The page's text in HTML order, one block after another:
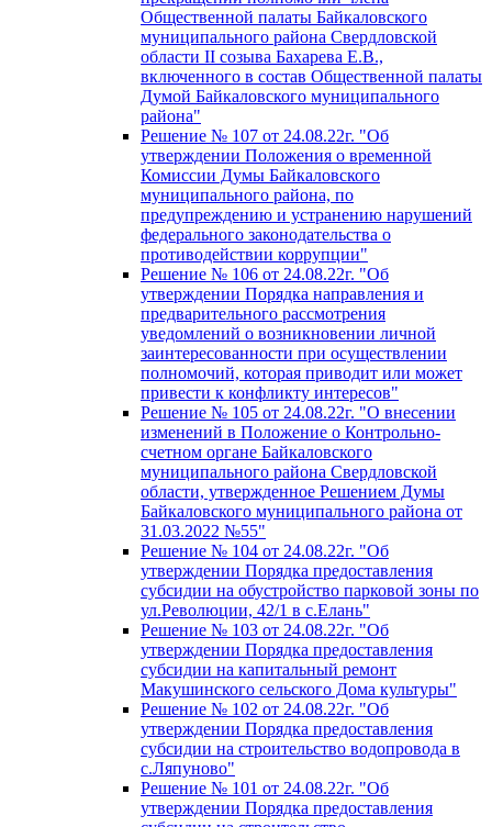
Общественной палаты Байкаловского
муниципального района Свердловской
области II созыва Бахарева Е.В.,
включенного в состав Общественной палаты
Думой Байкаловского муниципального
района"
Решение № 107 от 24.08.22г. "Об
утверждении Положения о временной
Комиссии Думы Байкаловского
муниципального района, по
предупреждению и устранению нарушений
федерального законодательства о
противодействии коррупции"
Решение № 106 от 24.08.22г. "Об
утверждении Порядка направления и
предварительного рассмотрения
уведомлений о возникновении личной
заинтересованности при осуществлении
полномочий, которая приводит или может
привести к конфликту интересов"
Решение № 105 от 24.08.22г. "О внесении
изменений в Положение о Контрольно-
счетном органе Байкаловского
муниципального района Свердловской
области, утвержденное Решением Думы
Байкаловского муниципального района от
31.03.2022 №55"
Решение № 104 от 24.08.22г. "Об
утверждении Порядка предоставления
субсидии на обустройство парковой зоны по
ул.Революции, 42/1 в с.Елань"
Решение № 103 от 24.08.22г. "Об
утверждении Порядка предоставления
субсидии на капитальный ремонт
Макушинского сельского Дома культуры"
Решение № 102 от 24.08.22г. "Об
утверждении Порядка предоставления
субсидии на строительство водопровода в
с.Ляпуново"
Решение № 101 от 24.08.22г. "Об
утверждении Порядка предоставления